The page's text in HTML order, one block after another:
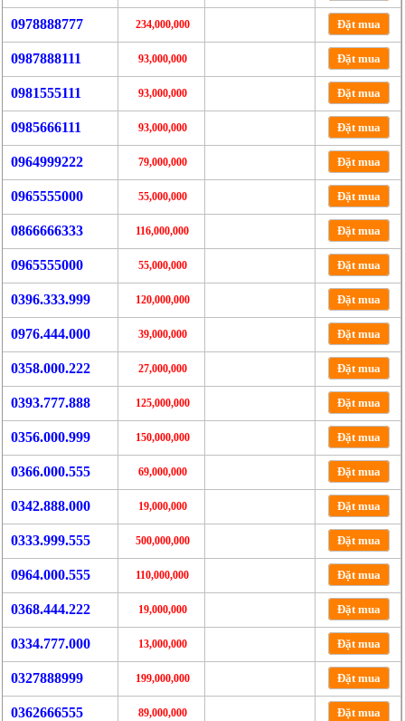
0978888777 234,000,000 Đặt mua
0987888111 93,000,000 Đặt mua
0981555111 93,000,000 Đặt mua
0985666111 93,000,000 Đặt mua
0964999222 79,000,000 Đặt mua
0965555000 55,000,000 Đặt mua
0866666333 116,000,000 Đặt mua
0965555000 55,000,000 Đặt mua
0396.333.999 120,000,000 Đặt mua
0976.444.000 39,000,000 Đặt mua
0358.000.222 27,000,000 Đặt mua
0393.777.888 125,000,000 Đặt mua
0356.000.999 150,000,000 Đặt mua
0366.000.555 69,000,000 Đặt mua
0342.888.000 19,000,000 Đặt mua
0333.999.555 500,000,000 Đặt mua
0964.000.555 110,000,000 Đặt mua
0368.444.222 19,000,000 Đặt mua
0334.777.000 13,000,000 Đặt mua
0327888999 199,000,000 Đặt mua
0362666555 89,000,000 Đặt mua